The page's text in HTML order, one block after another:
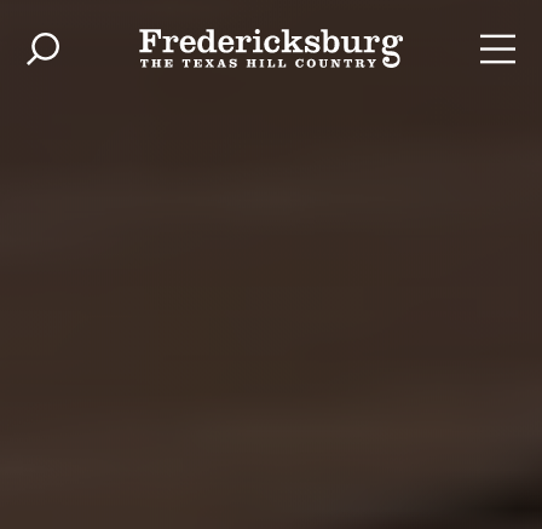
Ir al contenido